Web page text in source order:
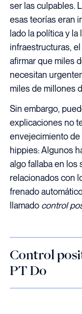
ser las culpables.
esas teorías eran
lado la política y
infraestructuras,
afirmar que miles
necesitan
miles de millones
Sin embargo,
explicaciones no
envejecimiento de
hippies: Algunos
algo fallaba en los
relacionados con
frenado
llamado control
Control
PT Do